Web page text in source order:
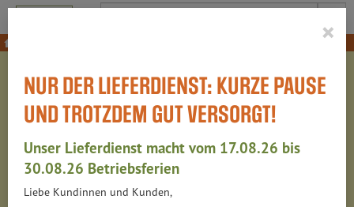
Produkt
×
NUR DER LIEFERDIENST: KURZE PAUSE
UND TROTZDEM GUT VERSORGT!
Unser Lieferdienst macht vom 17.08.26 bis
30.08.26 Betriebsferien
Liebe Kundinnen und Kunden,
Wir - dasTeam
Unser Antrieb